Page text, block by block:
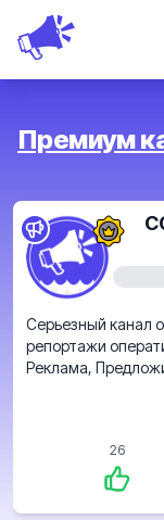
Премиум
Серьезный канал
репортажи
Реклама,
26